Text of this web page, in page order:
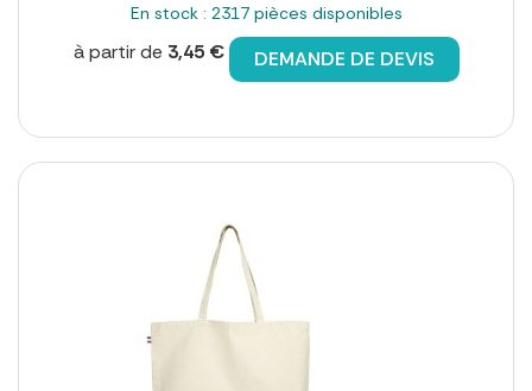
En stock : 2317 pièces disponibles
à partir de 3,45 € DEMANDE DE DEVIS